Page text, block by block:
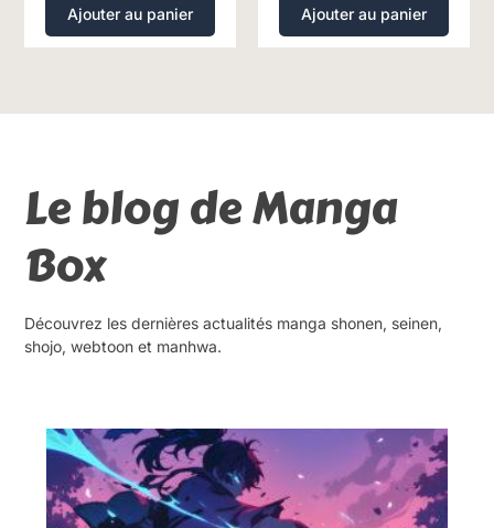
Ajouter au panier Ajouter au panier
Le blog de Manga
Box
Découvrez les dernières actualités manga shonen, seinen,
shojo, webtoon et manhwa.